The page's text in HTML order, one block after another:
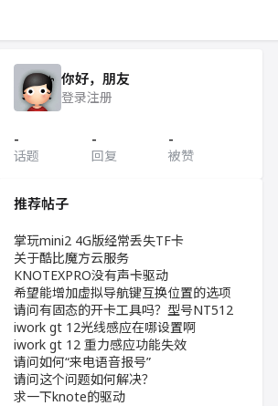
你好，朋友
登录注册
-
话题
-
回复
-
被赞
推荐帖子
掌玩mini2 4G版经常丢失TF卡
关于酷比魔方云服务
KNOTEXPRO没有声卡驱动
希望能增加虚拟导航键互换位置的选项
请问有固态的开卡工具吗？型号NT512
iwork gt 12光线感应在哪设置啊
iwork gt 12 重力感应功能失效
请问如何“来电语音报号”
请问这个问题如何解决？
求一下knote的驱动